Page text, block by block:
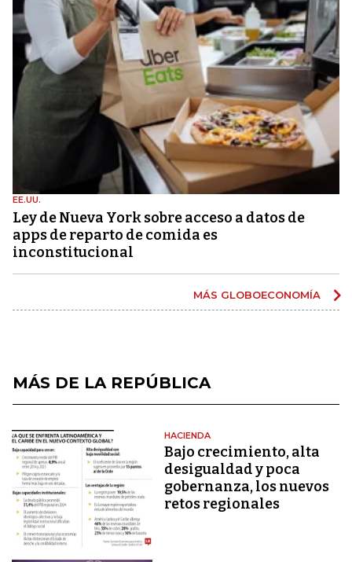
EE.UU.
Ley de Nueva York sobre acceso a datos de
apps de reparto de comida es
inconstitucional
MÁS GLOBOECONOMÍA
MÁS DE LA REPÚBLICA
HACIENDA
Bajo crecimiento, alta
desigualdad y poca
gobernanza, los nuevos
retos regionales